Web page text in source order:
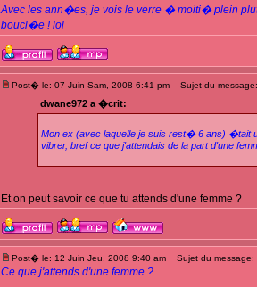
Avec les ann�es, je vois le verre � moiti� plein
boucl�e ! lol
Post� le: 07 Juin Sam, 2008 6:41 pm Sujet du message:
dwane972 a �crit:
Mon ex (avec laquelle je suis rest� 6 ans) �tait
vibrer, bref ce que j'attendais de la part d'une
Et on peut savoir ce que tu attends d'une femme ?
Post� le: 12 Juin Jeu, 2008 9:40 am Sujet du message:
Ce que j'attends d'une femme ?